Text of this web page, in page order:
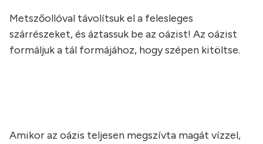
Metszőollóval távolítsuk el a felesleges
szárrészeket, és áztassuk be az oázist! Az oázist
formáljuk a tál formájához, hogy szépen kitöltse.
Amikor az oázis teljesen megszívta magát vízzel,